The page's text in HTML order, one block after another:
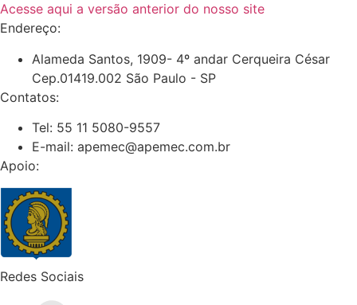
Acesse aqui a versão anterior do nosso site
Endereço:
Alameda Santos, 1909- 4º andar Cerqueira César
Cep.01419.002 São Paulo - SP
Contatos:
Tel: 55 11 5080-9557
E-mail: apemec@apemec.com.br
Apoio:
Redes Sociais